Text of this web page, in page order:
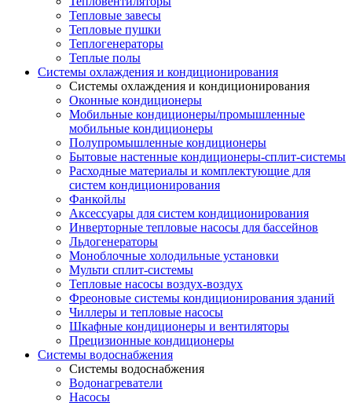
Тепловые завесы
Тепловые пушки
Теплогенераторы
Теплые полы
Системы охлаждения и кондиционирования
Системы охлаждения и кондиционирования
Оконные кондиционеры
Мобильные кондиционеры/промышленные
мобильные кондиционеры
Полупромышленные кондиционеры
Бытовые настенные кондиционеры-сплит-системы
Расходные материалы и комплектующие для
систем кондиционирования
Фанкойлы
Аксессуары для систем кондиционирования
Инверторные тепловые насосы для бассейнов
Льдогенераторы
Моноблочные холодильные установки
Мульти сплит-системы
Тепловые насосы воздух-воздух
Фреоновые системы кондиционирования зданий
Чиллеры и тепловые насосы
Шкафные кондиционеры и вентиляторы
Прецизионные кондиционеры
Системы водоснабжения
Системы водоснабжения
Водонагреватели
Насосы